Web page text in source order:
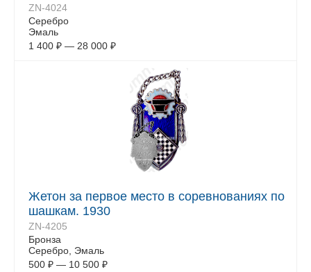
ZN-4024
Серебро
Эмаль
1 400 ₽ — 28 000 ₽
Жетон за первое место в соревнованиях по
шашкам. 1930
ZN-4205
Бронза
Серебро, Эмаль
500 ₽ — 10 500 ₽